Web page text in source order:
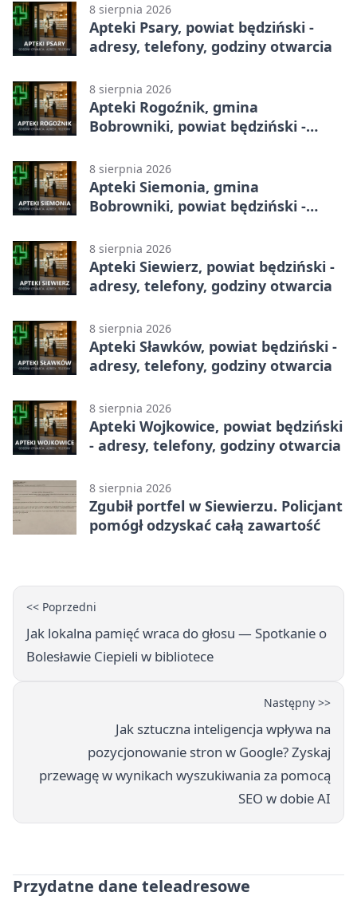
8 sierpnia 2026
Apteki Psary, powiat będziński -
adresy, telefony, godziny otwarcia
8 sierpnia 2026
Apteki Rogoźnik, gmina
Bobrowniki, powiat będziński -
8 sierpnia 2026
Apteki Siemonia, gmina
Bobrowniki, powiat będziński -
8 sierpnia 2026
Apteki Siewierz, powiat będziński -
adresy, telefony, godziny otwarcia
8 sierpnia 2026
Apteki Sławków, powiat będziński -
adresy, telefony, godziny otwarcia
8 sierpnia 2026
Apteki Wojkowice, powiat będziński
- adresy, telefony, godziny otwarcia
8 sierpnia 2026
Zgubił portfel w Siewierzu. Policjant
pomógł odzyskać całą zawartość
<< Poprzedni
Jak lokalna pamięć wraca do głosu — Spotkanie o
Bolesławie Ciepieli w bibliotece
Następny >>
Jak sztuczna inteligencja wpływa na
pozycjonowanie stron w Google? Zyskaj
przewagę w wynikach wyszukiwania za pomocą
SEO w dobie AI
Przydatne dane teleadresowe